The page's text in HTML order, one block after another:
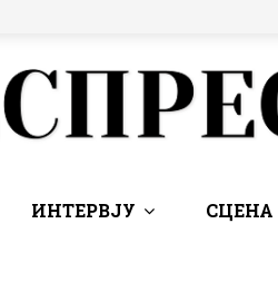
ИНТЕРВЈУ СЦЕНА